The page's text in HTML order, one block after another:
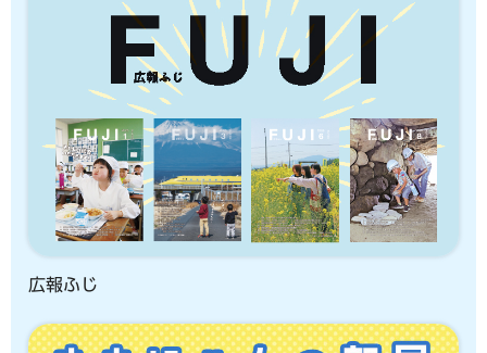
広報ふじ